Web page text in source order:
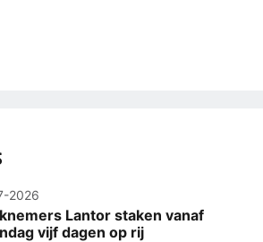
2026
Lantor staken vanaf
vijf dagen op rij